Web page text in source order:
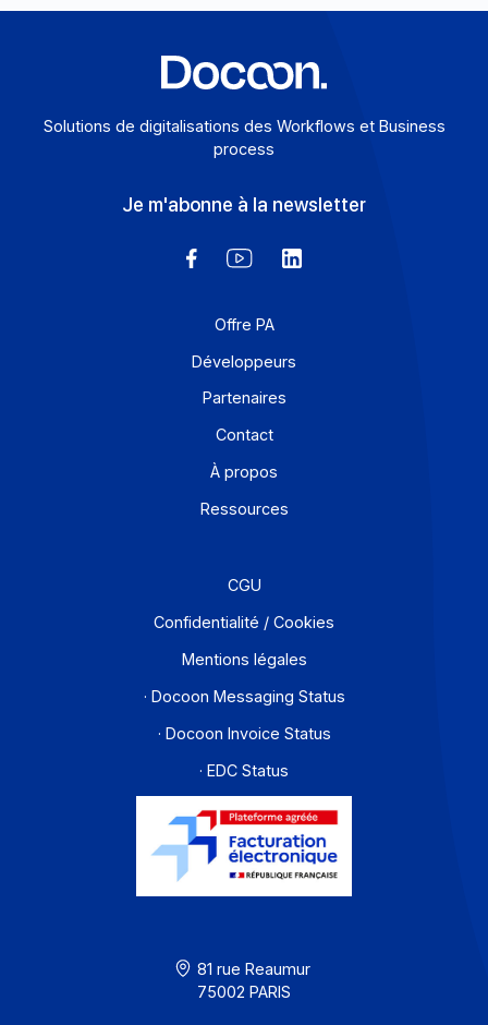
En savoir plus
process
Je m'abonne à la newsletter
Développeurs
Contact
À propos
Ressources
Confidentialité / Cookies
Mentions légales
· Docoon Messaging Status
· EDC Status